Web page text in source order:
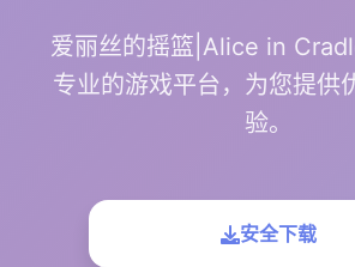
爱丽丝的摇篮|Alice in
专业的游戏平台，为您提供
验。
安全下载